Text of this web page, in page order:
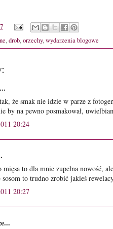
,drob,orzechy,wydarzenia blogowe
że smak nie idzie w parze z
by na pewno posmakował,
20:24
mięsa to dla mnie zupełna nowość,
to trudno zrobić jakieś
20:27